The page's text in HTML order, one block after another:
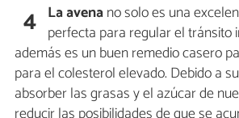
4 La avenano solo es una
perfecta para regular el tránsito
además es un buen remedio casero
para el colesterol elevado. Debido a
absorber las grasas y el azúcar de